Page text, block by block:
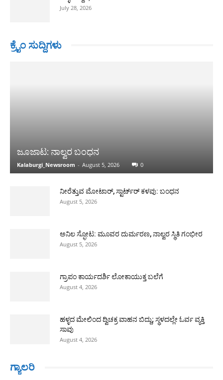
July 28, 2026
ಕ್ರೈಂ ಸುದ್ದಿಗಳು
ಜೂಜಾಟ: ನಾಲ್ವರ ಬಂಧನ
Kalaburgi_Newsroom - August 5, 2026 0
ನೀರೆತ್ತುವ ಮೋಟಾರ್, ಸ್ಟಾರ್ಟ್‍ರ್ ಕಳವು: ಬಂಧನ
August 5, 2026
ಅನಿಲ ಸ್ಫೋಟ: ಮೂವರ ದುರ್ಮರಣ, ನಾಲ್ವರ ಸ್ಥಿತಿ ಗಂಭೀರ
August 5, 2026
ಗ್ರಾಪಂ ಕಾರ್ಯದರ್ಶಿ ಲೋಕಾಯುಕ್ತ ಬಲೆಗೆ
August 4, 2026
ಹಳ್ಳದ ಮೇಲಿಂದ ದ್ವಿಚಕ್ರ ವಾಹನ ಬಿದ್ದು; ಸ್ಥಳದಲ್ಲೇ ಓರ್ವ ವ್ಯಕ್ತಿ
ಸಾವು
August 4, 2026
ಗ್ಯಾಲರಿ